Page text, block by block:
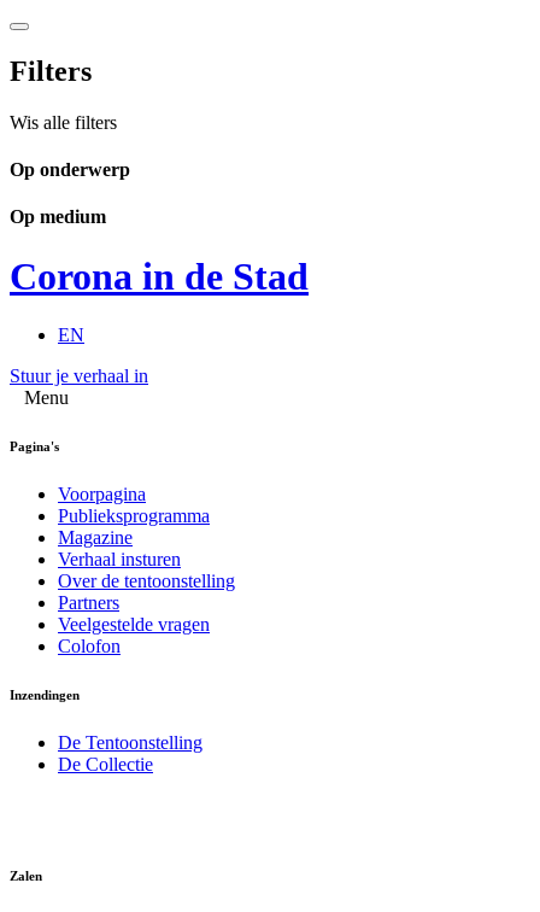
Filters
Wis alle filters
Op onderwerp
Op medium
Corona in de Stad
EN
Stuur je verhaal in
Menu
Pagina's
Voorpagina
Publieksprogramma
Magazine
Verhaal insturen
Over de tentoonstelling
Partners
Veelgestelde vragen
Colofon
Inzendingen
De Tentoonstelling
De Collectie
Zalen